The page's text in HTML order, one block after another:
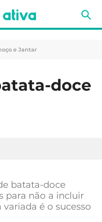
e Jantar
doce
batata-doce
para não a incluir
é o sucesso